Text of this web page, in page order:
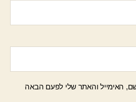
האימייל והאתר שלי לפעם הבאה